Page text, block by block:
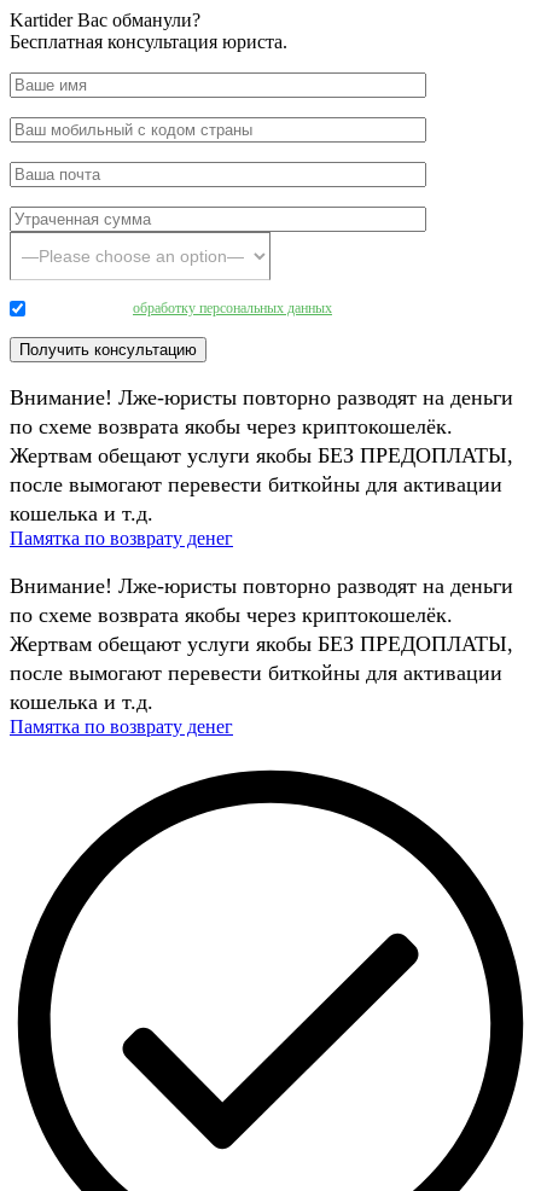
Kartider Вас обманули?
Бесплатная консультация юриста.
обработку персональных данных
Внимание! Лже-юристы повторно разводят на деньги
по схеме возврата якобы через криптокошелёк.
Жертвам обещают услуги якобы БЕЗ ПРЕДОПЛАТЫ,
после вымогают перевести биткойны для активации
кошелька и т.д.
Памятка по возврату денег
Внимание! Лже-юристы повторно разводят на деньги
по схеме возврата якобы через криптокошелёк.
Жертвам обещают услуги якобы БЕЗ ПРЕДОПЛАТЫ,
после вымогают перевести биткойны для активации
кошелька и т.д.
Памятка по возврату денег